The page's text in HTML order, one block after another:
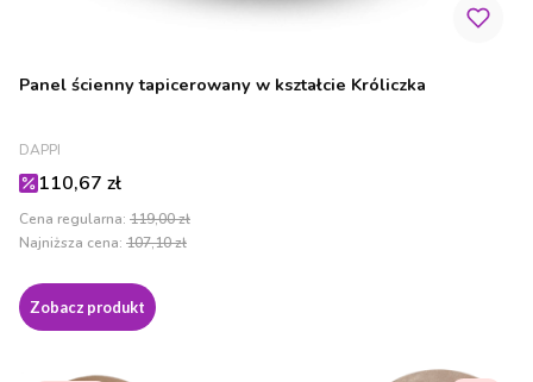
Panel ścienny tapicerowany w kształcie Króliczka
PRODUCENT
DAPPI
Cena promocyjna
110,67 zł
Cena regularna: 119,00 zł
Najniższa cena: 107,10 zł
Zobacz produkt